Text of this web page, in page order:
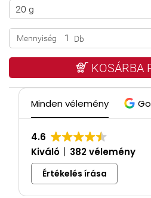
Mennyiség Db
KOSÁRBA
Minden vélemény
4.6
Kiváló
382 vélemény
Értékelés írása